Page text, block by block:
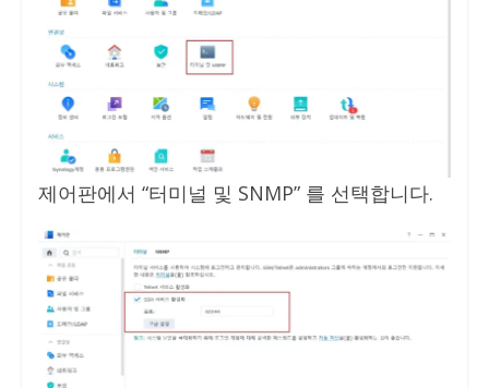
제어판에서 “터미널 및 SNMP” 를 선택합니다.